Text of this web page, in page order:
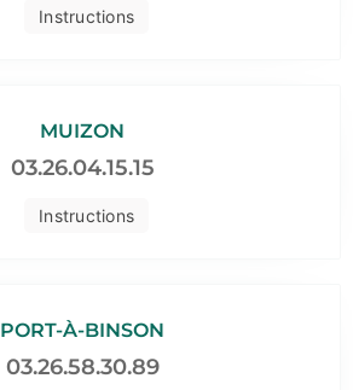
Instructions
Instructions
MUIZON
03.26.04.15.15
PORT-À-BINSON
03.26.58.30.89